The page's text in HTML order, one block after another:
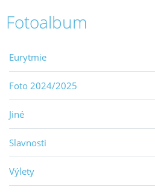
Fotoalbum
Eurytmie
Foto 2024/2025
Jiné
Slavnosti
Výlety